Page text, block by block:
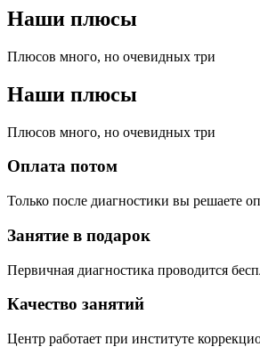
Наши плюсы
Плюсов много, но очевидных три
Наши плюсы
Плюсов много, но очевидных три
Оплата потом
Только после диагностики вы решаете
Занятие в подарок
Первичная диагностика проводится
Качество занятий
Центр работает при институте